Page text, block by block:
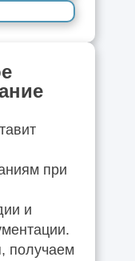
при
и
получаем